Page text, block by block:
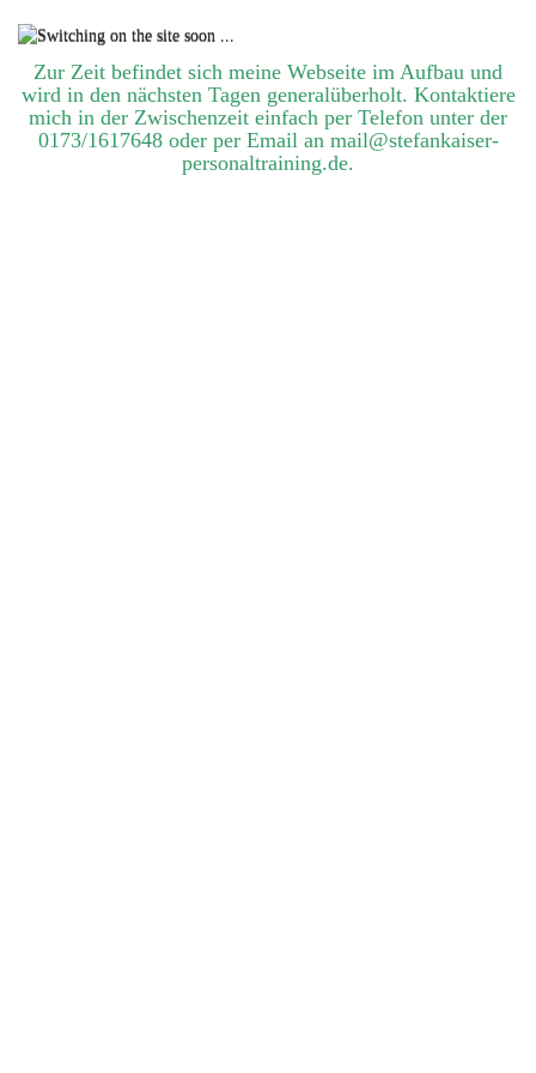
Zur Zeit befindet sich meine Webseite im Aufbau und
wird in den nächsten Tagen generalüberholt. Kontaktiere
mich in der Zwischenzeit einfach per Telefon unter der
0173/1617648 oder per Email an mail@stefankaiser-
personaltraining.de.